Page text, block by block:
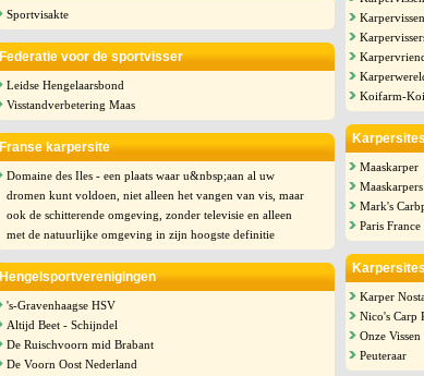
Sportvisakte
Federatie voor de sportvisser
Leidse Hengelaarsbond
Visstandverbetering Maas
Franse karpersite
Domaine des Iles - een plaats waar u&nbsp;aan al uw
dromen kunt voldoen, niet alleen het vangen van vis, maar
ook de schitterende omgeving, zonder televisie en alleen
met de natuurlijke omgeving in zijn hoogste definitie
Hengelsportverenigingen
's-Gravenhaagse HSV
Altijd Beet - Schijndel
De Ruischvoorn mid Brabant
De Voorn Oost Nederland
Koifarm-
Maaskarper
Mark's
Paris
Karper
Nico's Carp
Onze Vissen
Peuteraar